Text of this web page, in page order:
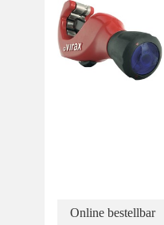
Online bestellbar